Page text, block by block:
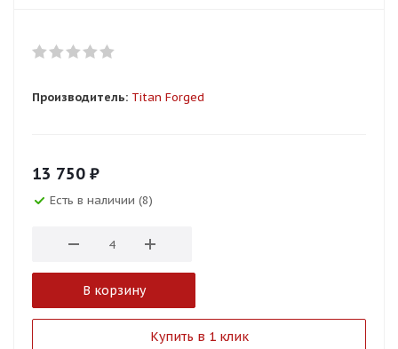
Производитель: Titan Forged
13 750 ₽
Есть в наличии (8)
В корзину
Купить в 1 клик